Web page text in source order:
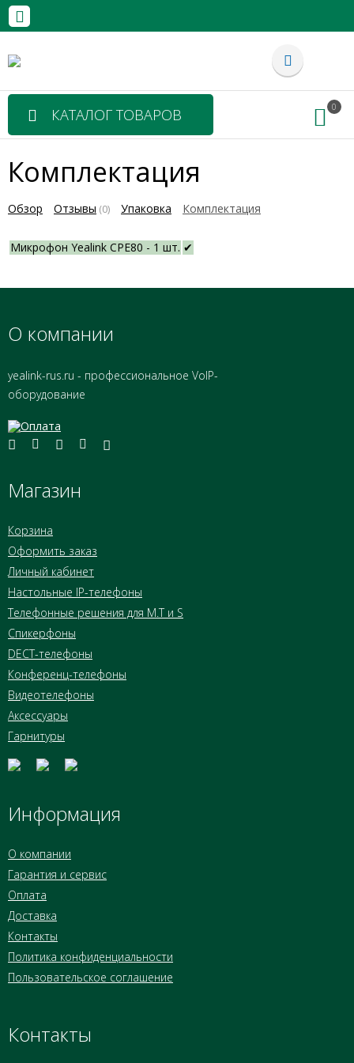
КАТАЛОГ ТОВАРОВ 0
Комплектация
Обзор Отзывы (0) Упаковка Комплектация
Микрофон Yealink CPE80 - 1 шт. ✔
О компании
yealink-rus.ru - профессиональное VoIP-
оборудование
Магазин
Корзина
Оформить заказ
Личный кабинет
Настольные IP-телефоны
Телефонные решения для M.T и S
Спикерфоны
DECT-телефоны
Конференц-телефоны
Видеотелефоны
Аксессуары
Гарнитуры
Информация
О компании
Гарантия и сервис
Оплата
Доставка
Контакты
Политика конфиденциальности
Пользовательское соглашение
Контакты